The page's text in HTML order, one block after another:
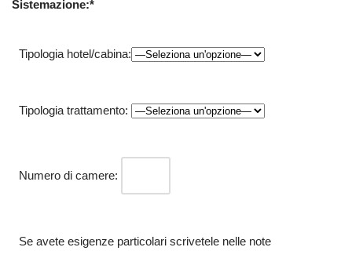
Sistemazione:*
Tipologia hotel/cabina:
Tipologia trattamento:
Numero di camere:
Se avete esigenze particolari scrivetele nelle note